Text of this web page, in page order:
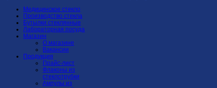
Медицинское стекло
Производство стекла
Бутылки стеклянные
Лабораторная посуда
Магазин
О магазине
Вакансии
Продукция
Прайс-лист
Флаконы из
стеклотрубки
Ампулы из